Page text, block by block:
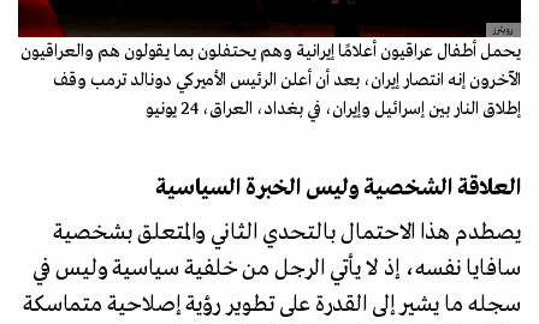
رويترز
يحمل أطفال عراقيون أعلامًا إيرانية وهم يحتفلون بما يقولون هم والعراقيون
الآخرون إنه انتصار إيران، بعد أن أعلن الرئيس الأميركي دونالد ترمب وقف
إطلاق النار بين إسرائيل وإيران، في بغداد، العراق، 24 يونيو
العلاقة الشخصية وليس الخبرة السياسية
يصطدم هذا الاحتمال بالتحدي الثاني والمتعلق بشخصية
سافايا نفسه، إذ لا يأتي الرجل من خلفية سياسية وليس في
سجله ما يشير إلى القدرة على تطوير رؤية إصلاحية متماسكة